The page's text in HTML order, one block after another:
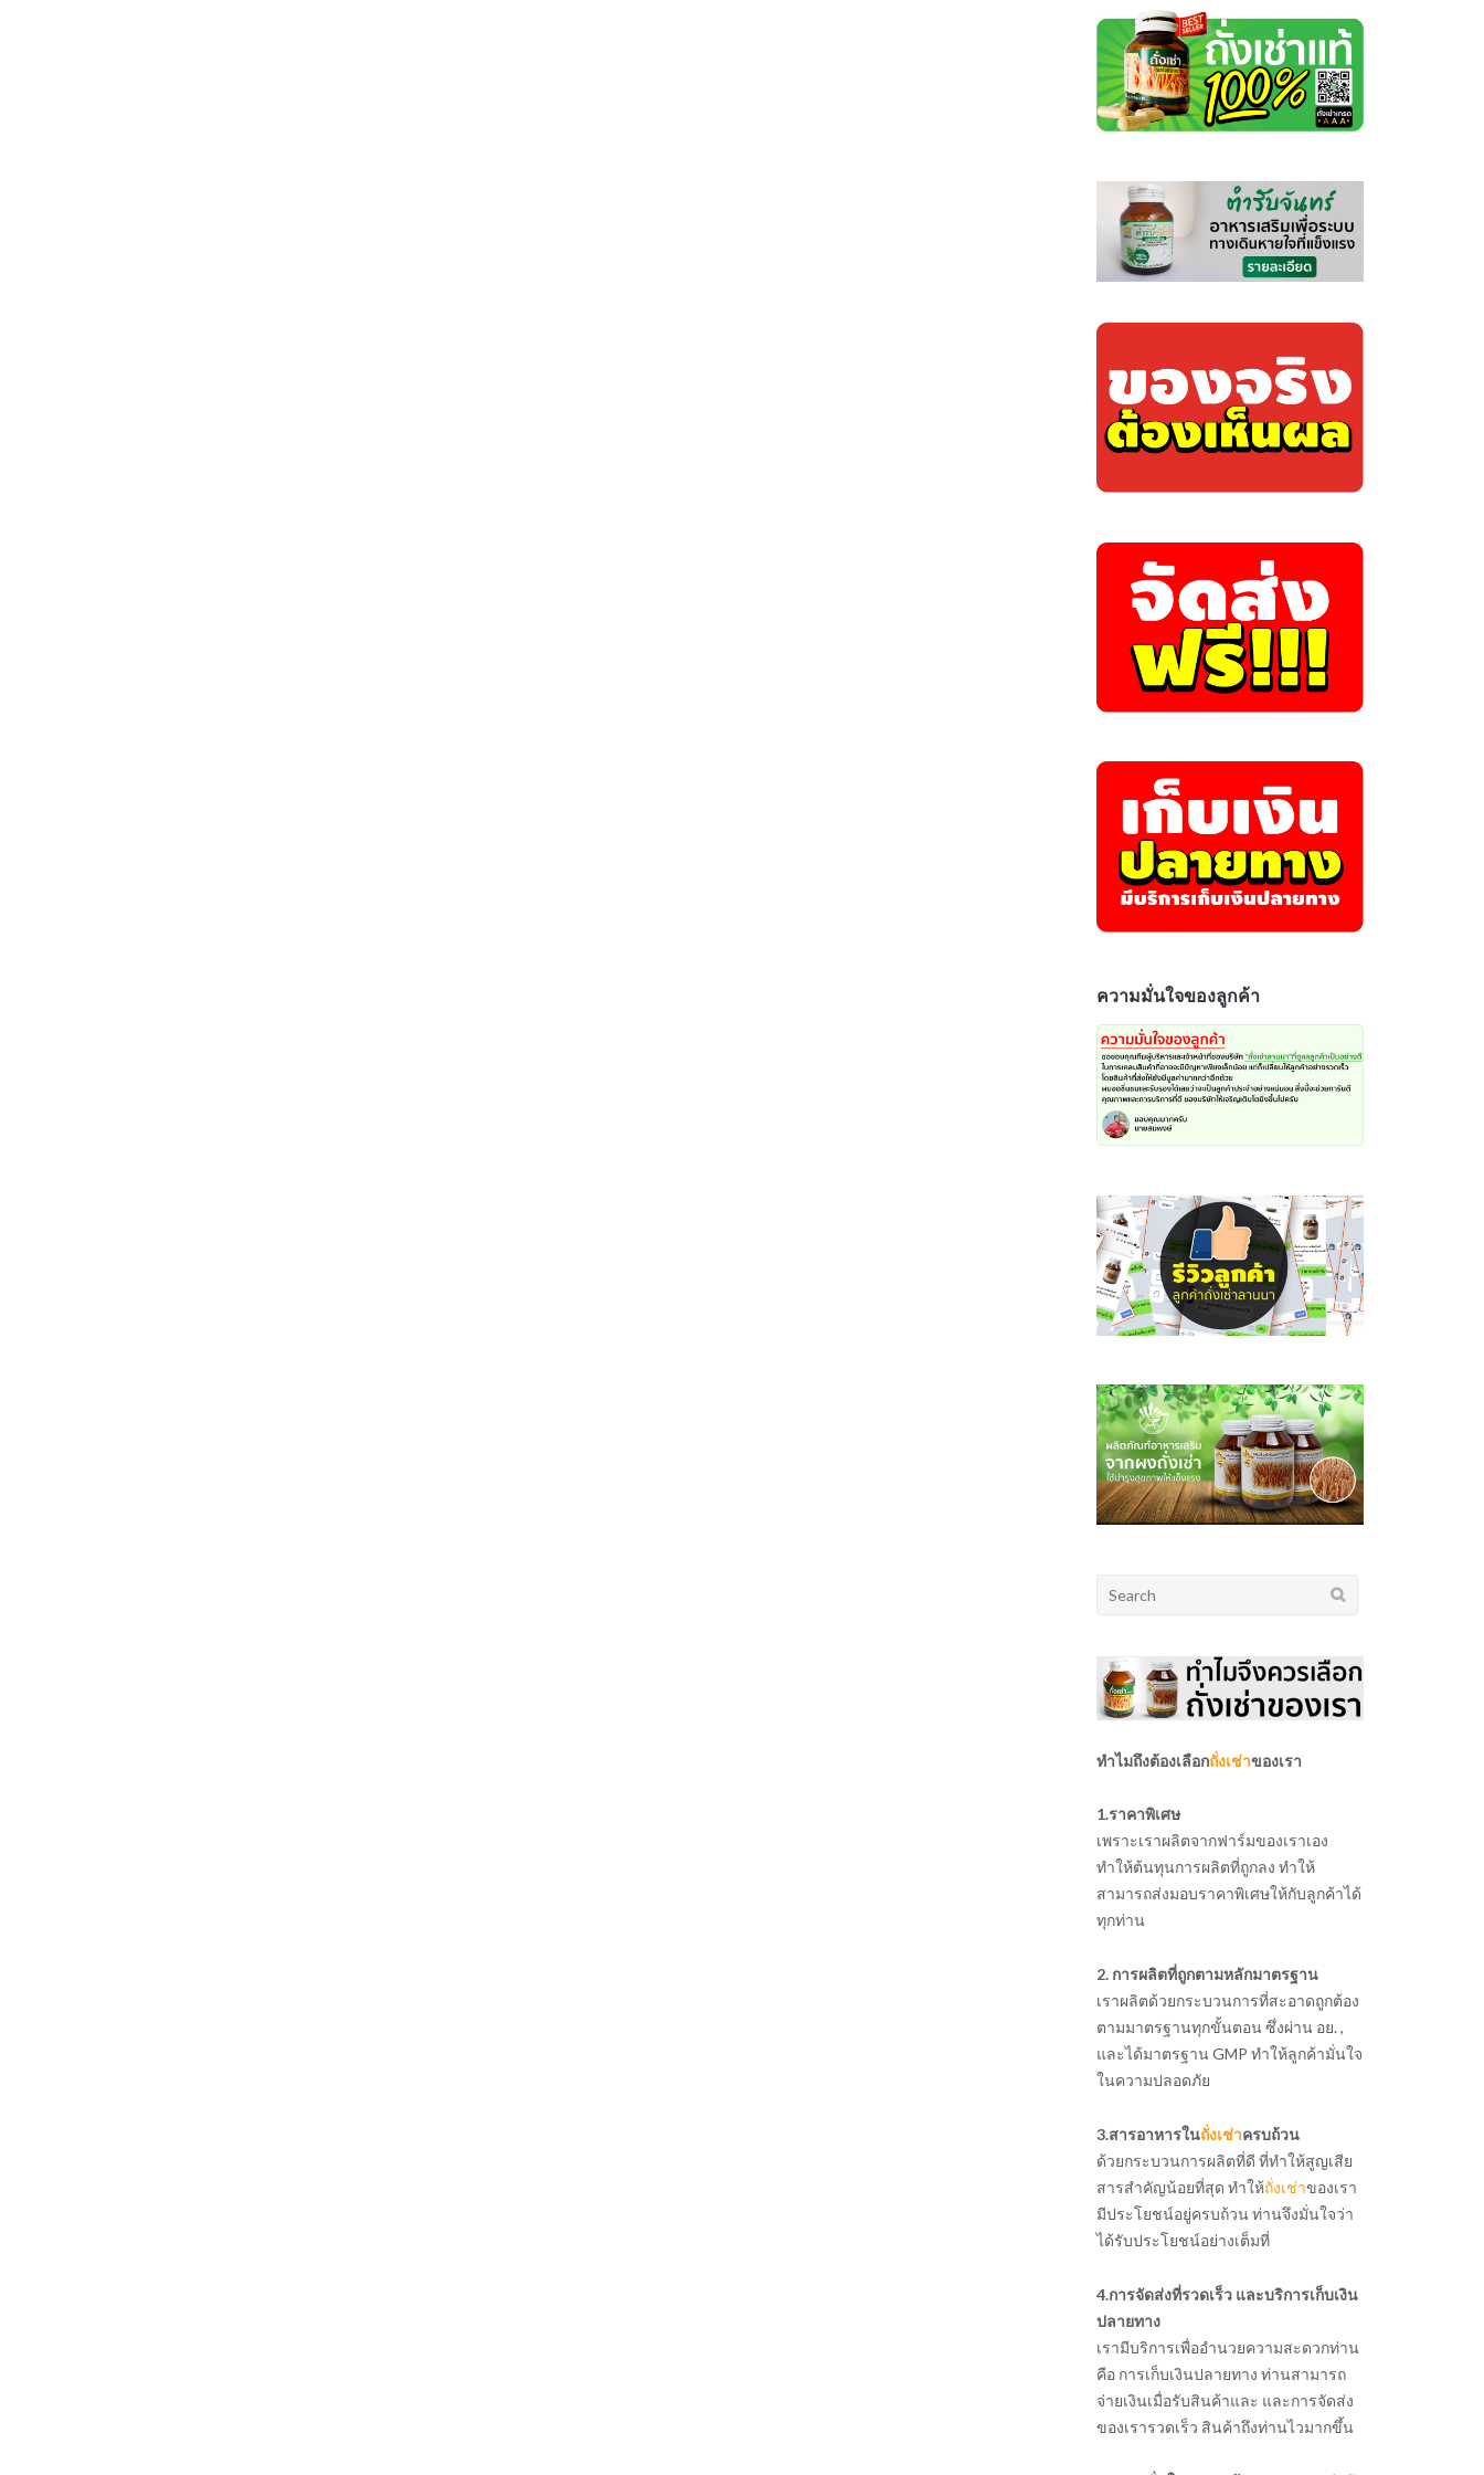
ความมั่นใจของลูกค้า
Search
ทำไมถึงต้องเลือกถั่งเช่าของเรา
1.ราคาพิเศษ
เพราะเราผลิตจากฟาร์มของเราเอง
ทำให้ต้นทุนการผลิตที่ถูกลง ทำให้
สามารถส่งมอบราคาพิเศษให้กับลูกค้าได้
ทุกท่าน
2. การผลิตที่ถูกตามหลักมาตรฐาน
เราผลิตด้วยกระบวนการที่สะอาดถูกต้อง
ตามมาตรฐานทุกขั้นตอน ซึ่งผ่าน อย. ,
และได้มาตรฐาน GMP ทำให้ลูกค้ามั่นใจ
ในความปลอดภัย
3.สารอาหารในถั่งเช่าครบถ้วน
ด้วยกระบวนการผลิตที่ดี ที่ทำให้สูญเสีย
สารสำคัญน้อยที่สุด ทำให้ถั่งเช่าของเรา
มีประโยชน์อยู่ครบถ้วน ท่านจึงมั่นใจว่า
ได้รับประโยชน์อย่างเต็มที่
4.การจัดส่งที่รวดเร็ว และบริการเก็บเงิน
ปลายทาง
เรามีบริการเพื่ออำนวยความสะดวกท่าน
คือ การเก็บเงินปลายทาง ท่านสามารถ
จ่ายเงินเมื่อรับสินค้าและ และการจัดส่ง
ของเรารวดเร็ว สินค้าถึงท่านไวมากขึ้น